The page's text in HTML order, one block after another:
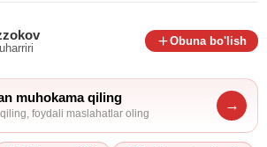
Obuna bo'lish
muhokama qiling
foydali maslahatlar oling
→